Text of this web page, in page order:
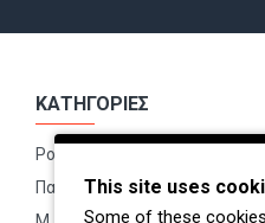
ΚΑΤΗΓΟΡΙΕΣ
Ρούχα Εργασίας
Παπούτσια Εργασίας
This site uses
Some of these